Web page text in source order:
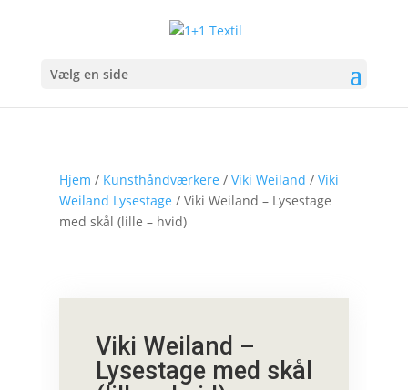
Vælg en side
Hjem / Kunsthåndværkere / Viki Weiland / Viki
Weiland Lysestage / Viki Weiland – Lysestage
med skål (lille – hvid)
Viki Weiland –
Lysestage med skål